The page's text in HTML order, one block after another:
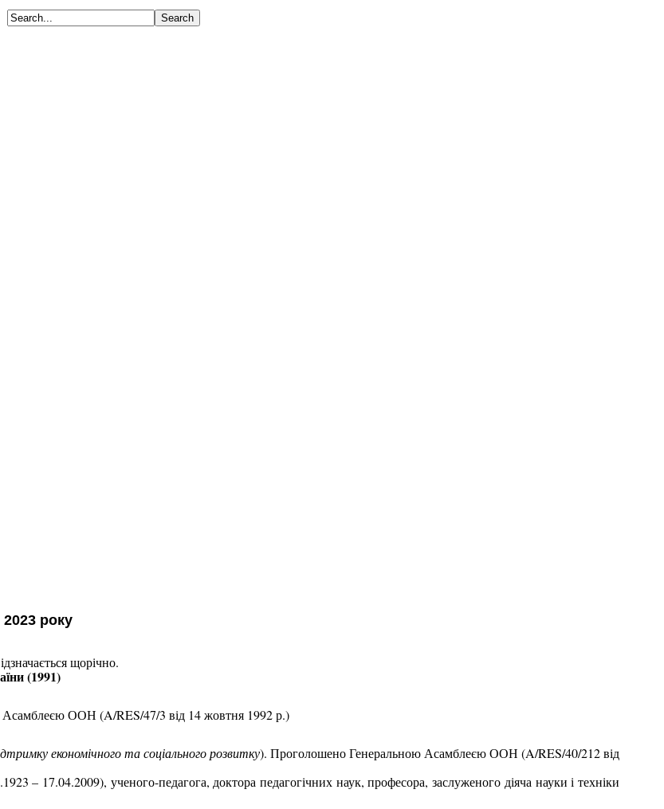
року
щорічно.
(1991)
Асамблеєю ООН (A/RES/47/3 від 14 жовтня 1992 р.)
економічного та соціального розвитку). Проголошено Генеральною Асамблеєю ООН (A/RES/40/212 від
– 17.04.2009), ученого-педагога, доктора педагогічних наук, професора, заслуженого діяча науки і техніки